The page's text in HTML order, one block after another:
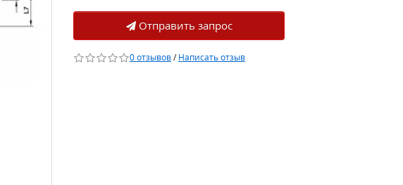
Отправить запрос
0 отзывов/Написать отзыв